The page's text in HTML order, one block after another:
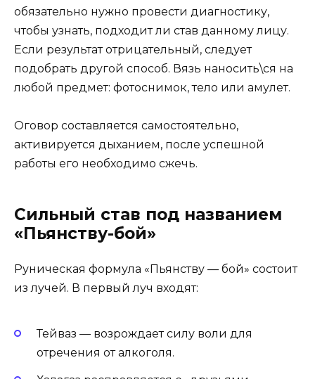
обязательно нужно провести диагностику,
чтобы узнать, подходит ли став данному лицу.
Если результат отрицательный, следует
подобрать другой способ. Вязь наносить\ся на
любой предмет: фотоснимок, тело или амулет.
Оговор составляется самостоятельно,
активируется дыханием, после успешной
работы его необходимо сжечь.
Сильный став под названием
«Пьянству-бой»
Руническая формула «Пьянству — бой» состоит
из лучей. В первый луч входят:
Тейваз — возрождает силу воли для
отречения от алкоголя.